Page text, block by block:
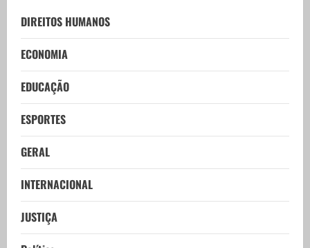
DIREITOS HUMANOS
ECONOMIA
EDUCAÇÃO
ESPORTES
GERAL
INTERNACIONAL
JUSTIÇA